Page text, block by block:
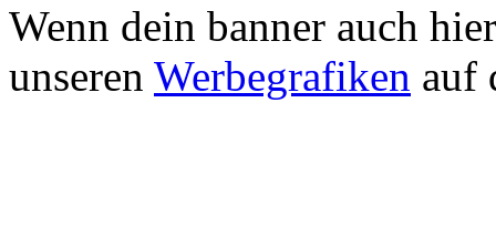
Wenn dein banner auch
unseren Werbegrafiken auf